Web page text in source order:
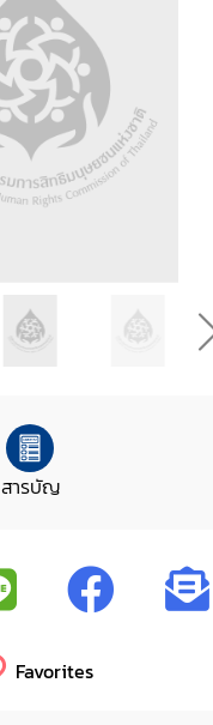
สารบัญ
Favorites